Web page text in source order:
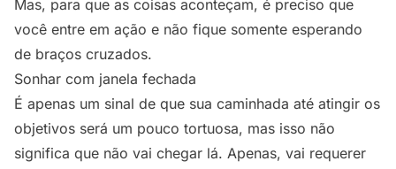
Mas, para que as coisas aconteçam, é preciso que
você entre em ação e não fique somente esperando
de braços cruzados.
Sonhar com janela fechada
É apenas um sinal de que sua caminhada até atingir os
objetivos será um pouco tortuosa, mas isso não
significa que não vai chegar lá. Apenas, vai requerer